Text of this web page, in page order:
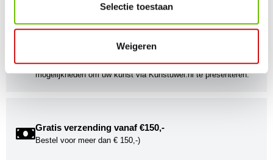
Selectie toestaan
Weigeren
Word onderdeel van de Kunstuwel Community. Ontvang
exclusieve uitnodigingen voor exposities én ontdek de
mogelijkheden om uw kunst via Kunstuwel.nl te presenteren.
Gratis verzending vanaf €150,-
Bestel voor meer dan € 150,-)